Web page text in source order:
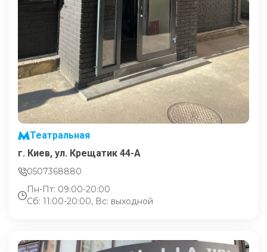
Театральная
г. Киев, ул. Крещатик 44-А
0507368880
Пн-Пт: 09:00-20:00
Сб: 11:00-20:00, Вс: выходной